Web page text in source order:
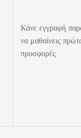
Κάνε εγγραφή
να μαθαίνεις
προσφορές.